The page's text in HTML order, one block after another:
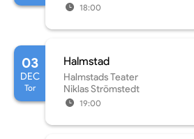
18:00
03
DEC
Tor
Halmstad
Halmstads Teater
Niklas Strömstedt
19:00